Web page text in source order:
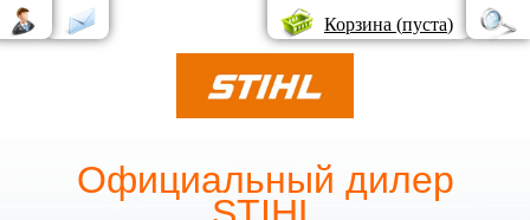
Корзина (пуста)
Официальный дилер